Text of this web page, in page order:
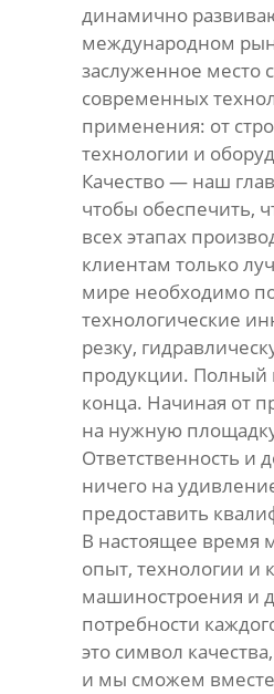
динамично
международном
заслуженное место
современных
применения: от
технологии и
Качество — наш
чтобы обеспечить,
всех этапах
клиентам только
мире необходимо
технологические
резку,
продукции. Полный
конца. Начиная от
на нужную
Ответственность и
ничего на
предоставить
В настоящее время
опыт, технологии и
машиностроения и
потребности
это символ
и мы сможем вместе